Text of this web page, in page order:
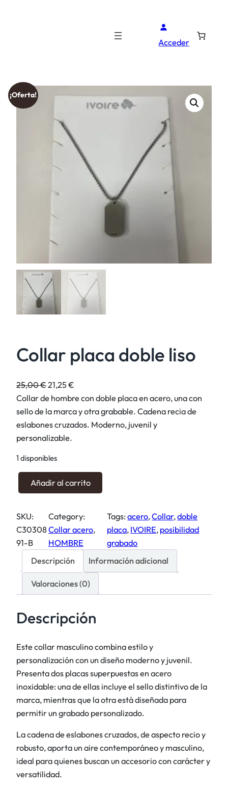
Acceder
¡Oferta!
Collar placa doble liso
25,00€E
l
p
r
e
i
i
g
i
l
e
a
2
5
,
0
0
21,25€
l
p
r
t
u
a
s
:
1
2
5
€
.
Collar de hombre con doble placa en acero, una con
sello de la marca y otra grabable. Cadena recia de
eslabones cruzados. Moderno, juvenil y
personalizable.
1 disponibles
o
l
a
r
c
a
d
b
l
e
l
i
s
o
a
Añadir al carrito
SKU:
C30308
91-B
Category:
Collar acero ,
HOMBRE
Tags:acero, Collar, doble
placa, IVOIRE, posibilidad
grabado
Descripción
Información adicional
Valoraciones (0)
Descripción
Este collar masculino combina estilo y
personalización con un diseño moderno y juvenil.
Presenta dos placas superpuestas en acero
inoxidable: una de ellas incluye el sello distintivo de la
marca, mientras que la otra está diseñada para
permitir un grabado personalizado.
La cadena de eslabones cruzados, de aspecto recio y
robusto, aporta un aire contemporáneo y masculino,
ideal para quienes buscan un accesorio con carácter y
versatilidad.